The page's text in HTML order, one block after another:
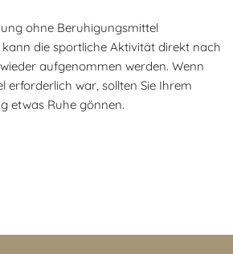
ohne Beruhigungsmittel
die sportliche Aktivität direkt nach
aufgenommen werden. Wenn
erforderlich war, sollten Sie Ihrem
etwas Ruhe gönnen.